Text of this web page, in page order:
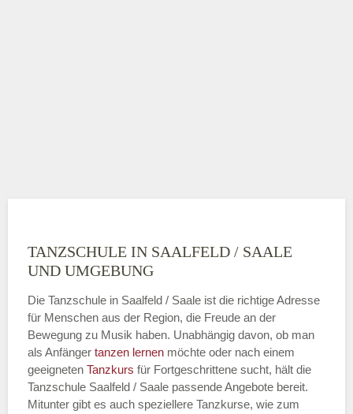
TANZSCHULE IN SAALFELD / SAALE
UND UMGEBUNG
Die Tanzschule in Saalfeld / Saale ist die richtige Adresse
für Menschen aus der Region, die Freude an der
Bewegung zu Musik haben. Unabhängig davon, ob man
als Anfänger tanzen lernen möchte oder nach einem
geeigneten Tanzkurs für Fortgeschrittene sucht, hält die
Tanzschule Saalfeld / Saale passende Angebote bereit.
Mitunter gibt es auch speziellere Tanzkurse, wie zum